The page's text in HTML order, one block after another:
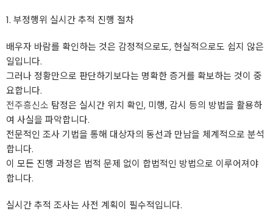
1. 부정행위 실시간 추적 진행 절차
배우자 바람를 확인하는 것은 감정적으로도, 현실적으로도 쉽지 않은
일입니다.
그러나 정황만으로 판단하기보다는 명확한 증거를 확보하는 것이 중
요합니다.
전주흥신소 탐정은 실시간 위치 확인, 미행, 감시 등의 방법을 활용하
여 사실을 파악합니다.
전문적인 조사 기법을 통해 대상자의 동선과 만남을 체계적으로 분석
합니다.
이 모든 진행 과정은 법적 문제 없이 합법적인 방법으로 이루어져야
합니다.
실시간 추적 조사는 사전 계획이 필수적입니다.